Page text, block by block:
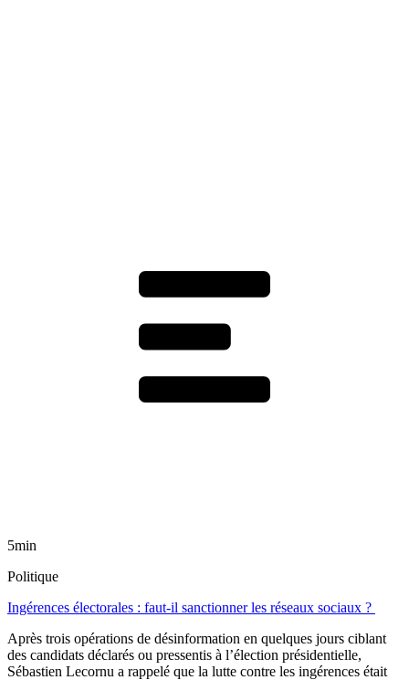
5min
Politique
Ingérences électorales : faut-il sanctionner les réseaux sociaux ?
Après trois opérations de désinformation en quelques jours ciblant
des candidats déclarés ou pressentis à l’élection présidentielle,
Sébastien Lecornu a rappelé que la lutte contre les ingérences était